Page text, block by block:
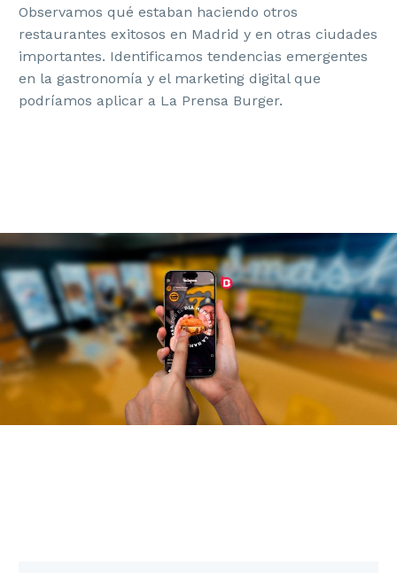
Observamos qué estaban haciendo otros
restaurantes exitosos en Madrid y en otras ciudades
importantes. Identificamos tendencias emergentes
en la gastronomía y el marketing digital que
podríamos aplicar a La Prensa Burger.